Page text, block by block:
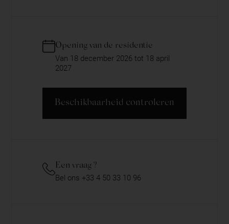
Opening van de residentie
Van 18 december 2026 tot 18 april
2027
Beschikbaarheid controleren
Een vraag ?
Bel ons +33 4 50 33 10 96